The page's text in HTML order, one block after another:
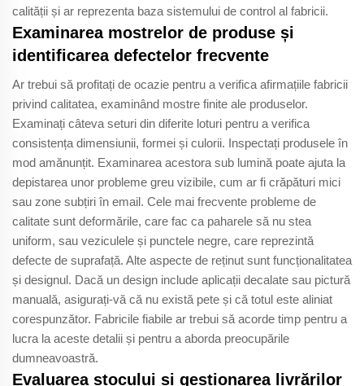
calității și ar reprezenta baza sistemului de control al fabricii.
Examinarea mostrelor de produse și
identificarea defectelor frecvente
Ar trebui să profitați de ocazie pentru a verifica afirmațiile fabricii
privind calitatea, examinând mostre finite ale produselor.
Examinați câteva seturi din diferite loturi pentru a verifica
consistența dimensiunii, formei și culorii. Inspectați produsele în
mod amănunțit. Examinarea acestora sub lumină poate ajuta la
depistarea unor probleme greu vizibile, cum ar fi crăpături mici
sau zone subțiri în email. Cele mai frecvente probleme de
calitate sunt deformările, care fac ca paharele să nu stea
uniform, sau veziculele și punctele negre, care reprezintă
defecte de suprafață. Alte aspecte de reținut sunt funcționalitatea
și designul. Dacă un design include aplicații decalate sau pictură
manuală, asigurați-vă că nu există pete și că totul este aliniat
corespunzător. Fabricile fiabile ar trebui să acorde timp pentru a
lucra la aceste detalii și pentru a aborda preocupările
dumneavoastră.
Evaluarea stocului și gestionarea livrărilor